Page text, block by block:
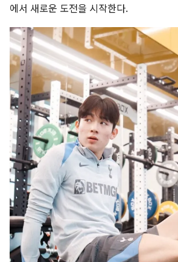
에서 새로운 도전을 시작한다.